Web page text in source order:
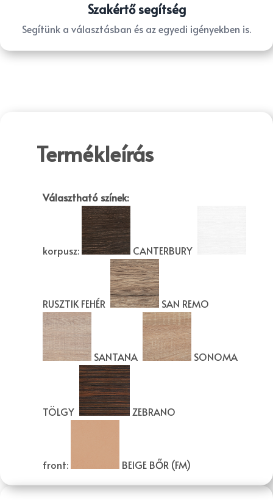
Szakértő segítség
Segítünk a választásban és az egyedi igényekben is.
Termékleírás
Választható színek:
korpusz: CANTERBURY
RUSZTIK FEHÉR SAN REMO
SANTANA SONOMA
TÖLGY ZEBRANO
front: BEIGE BŐR (FM)